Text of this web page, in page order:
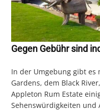
Gegen Gebühr sind
In der Umgebung gibt es
Gardens, dem Black
Appleton Rum Estate
Sehenswürdigkeiten und